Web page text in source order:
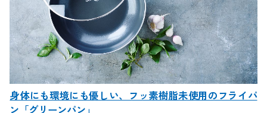
身体にも環境にも優しい、フッ素樹脂未使用のフライパ
ン「グリーンパン」